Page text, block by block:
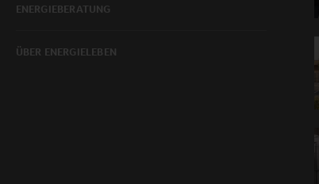
ENERGIEBERATUNG
ÜBER ENERGIELEBEN